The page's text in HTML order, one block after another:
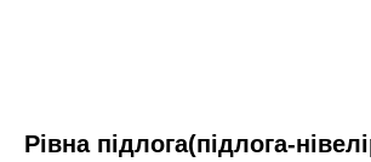
Рівна підлога(підлога-